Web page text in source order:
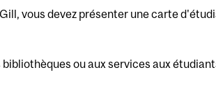
vous devez présenter une carte
ou aux services aux